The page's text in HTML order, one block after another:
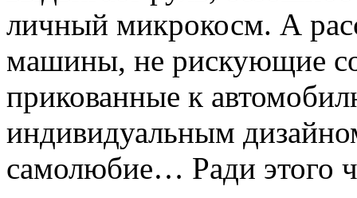
личный микрокосм. А
машины, не рискующие
прикованные к
индивидуальным
самолюбие… Ради этого